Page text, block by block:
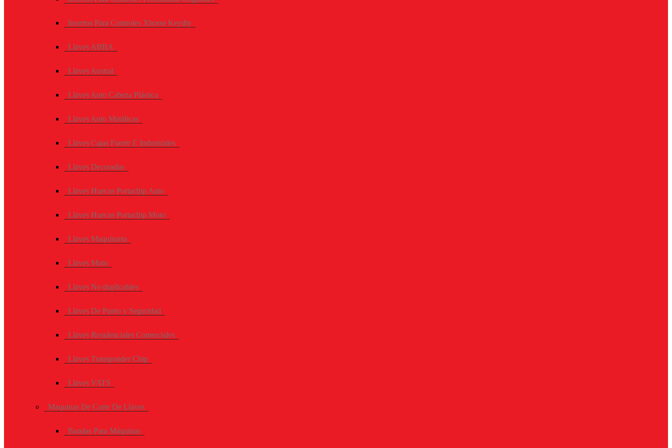
Insertos Para Controles Xhorse Keydiy
Llaves ABBA
Llaves Austral
Llaves Auto Cabeza Plástica
Llaves Auto Metálicas
Llaves Cajas Fuerte E Industriales
Llaves Decoradas
Llaves Huecas Portachip Auto
Llaves Huecas Portachip Moto
Llaves Maquinaria
Llaves Moto
Llaves No duplicables
Llaves De Punto y Seguridad
Llaves Residenciales Comerciales
Llaves Transponder Chip
Llaves VATS
Maquinas De Corte De Llaves
Bandas Para Máquinas